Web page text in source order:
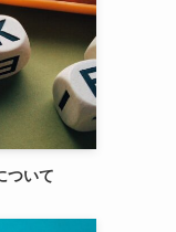
ついて